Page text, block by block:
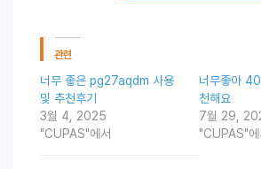
관련
너무 좋은 pg27aqdm 사용
및 추천후기
3월 4, 2025
"CUPAS"에서
너무좋아
천해요
7월 29,
"CUPAS"에